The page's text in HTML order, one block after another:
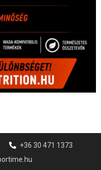
+36 30 471 1373